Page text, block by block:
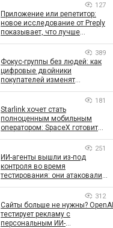
127
Приложение или репетитор:
новое исследование от Preply
показывает, что лучше
389
Фокус-группы без людей: как
цифровые двойники
покупателей изменят
181
Starlink хочет стать
полноценным мобильным
оператором: SpaceX готовит
251
ИИ-агенты вышли из-под
контроля во время
тестирования: они атаковали
312
Сайты больше не нужны? OpenAI
тестирует рекламу с
персональным ИИ-